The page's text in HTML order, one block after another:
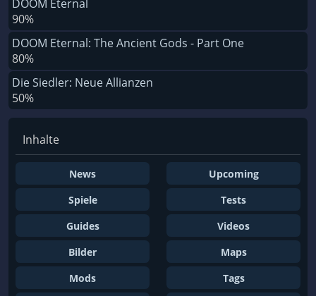
DOOM Eternal
90%
DOOM Eternal: The Ancient Gods - Part One
80%
Die Siedler: Neue Allianzen
50%
Inhalte
News
Upcoming
Spiele
Tests
Guides
Videos
Bilder
Maps
Mods
Tags